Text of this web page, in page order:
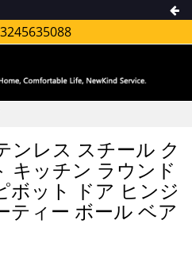
ンレス スチール ク
キッチン ラウンド
ボット ドア ヒンジ
ティー ボール ベア